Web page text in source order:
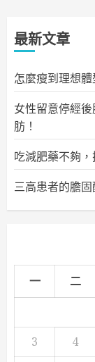
最新文章
怎麼瘦到理想
女性留意停經
肪！
吃減肥藥不夠
三高患者的膽
一 二
3
4